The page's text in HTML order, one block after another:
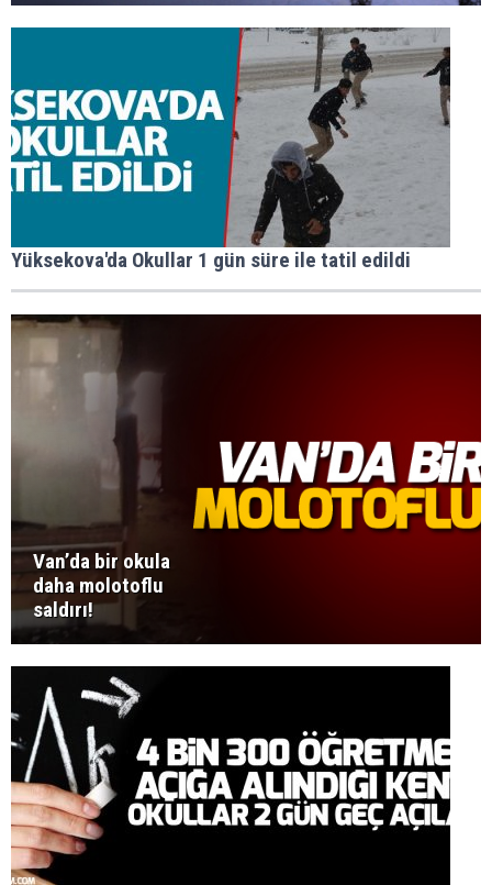
Yüksekova'da Okullar 1 gün süre ile tatil edildi
Van’da bir okula
daha molotoflu
saldırı!